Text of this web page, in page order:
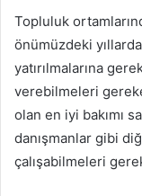
Topluluk
önümüzdeki
yatırılmalarına
verebilmeleri
olan en iyi bakımı
danışmanlar gibi
çalışabilmeleri